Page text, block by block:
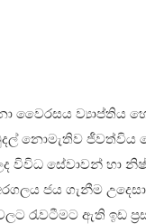
ව්‍යාප්තිය
නොමැතිව ජීවත්විය
විවිධ සේවාවන් හා
ජය ගැනීම
රැවටීමට ඇති